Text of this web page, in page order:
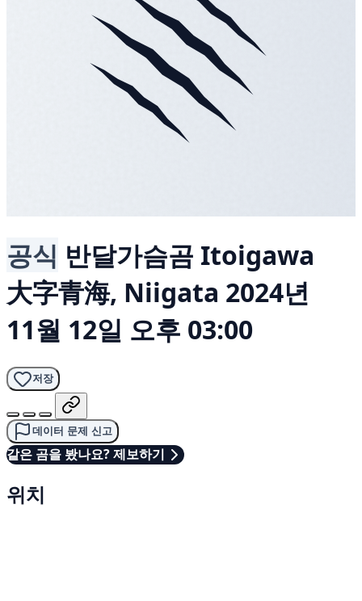
공식 반달가슴곰 Itoigawa
大字青海, Niigata 2024년
11월 12일 오후 03:00
저장
데이터 문제 신고
같은 곰을 봤나요? 제보하기
위치